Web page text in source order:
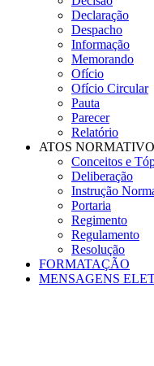
Declaração
Despacho
Informação
Memorando
Ofício
Ofício Circular
Pauta
Parecer
Relatório
ATOS
Conceitos e
Deliberação
Instrução
Portaria
Regimento
Regulamento
Resolução
FORMATAÇÃO
MENSAGENS